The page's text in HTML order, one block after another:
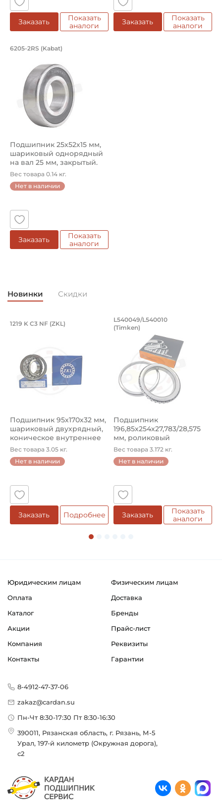
Заказать
Показать
аналоги
Заказать
Показать
аналоги
Подшипник 25х52х15 мм, шариковый
6205-2RS (Kabat)
Подшипник 25х52х15 мм,
шариковый однорядный
на вал 25 мм, закрытый.
Арт...
Вес товара 0.14 кг.
Нет в наличии
Заказать
Показать
аналоги
Новинки Скидки
Подшипник 95х170х32 мм, шариковый
Подшипник 95х170х32 мм, шариковый двухрядный,
1219 K C3 NF (ZKL)
Подшипник 95х170х32 мм,
шариковый двухрядный,
коническое внутреннее
кол...
Вес товара 3.05 кг.
Нет в наличии
Заказать Подробнее
Подшипник
Подшипник
L540049/L540010
(Timken)
Подшипник
196,85х254х27,783/28,575
мм, роликовый
однорядный конический
...
Вес товара 3.172 кг.
Нет в наличии
Заказать
Показать
аналоги
Юридическим лицам
Физическим лицам
Оплата
Доставка
Каталог
Бренды
Акции
Прайс-лист
Компания
Реквизиты
Контакты
Гарантии
8-4912-47-37-06
zakaz@cardan.su
Пн-Чт 8:30-17:30 Пт 8:30-16:30
390011, Рязанская область, г. Рязань, М-5
Урал, 197-й километр (Окружная дорога),
с2